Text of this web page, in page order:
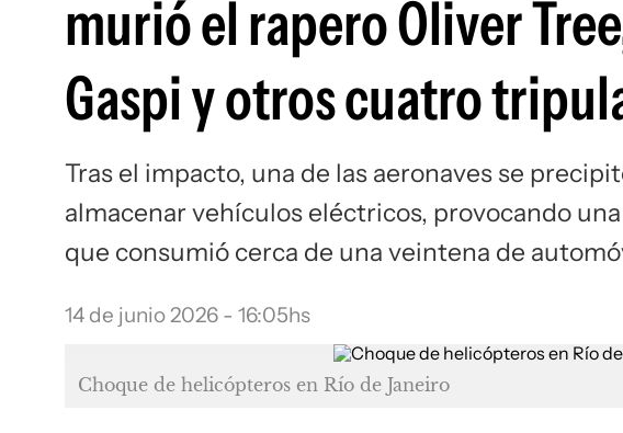
murió el rapero Oliver
Gaspi y otros cuatro
Tras el impacto, una de las aeronaves se
almacenar vehículos eléctricos, provocando
que consumió cerca de una veintena de
14 de junio 2026 - 16:05hs
Choque de helicópteros en Río de Janeiro